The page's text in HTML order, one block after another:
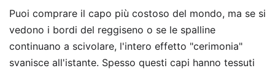
Puoi comprare il capo più costoso del mondo, ma se si
vedono i bordi del reggiseno o se le spalline
continuano a scivolare, l'intero effetto "cerimonia"
svanisce all'istante. Spesso questi capi hanno tessuti